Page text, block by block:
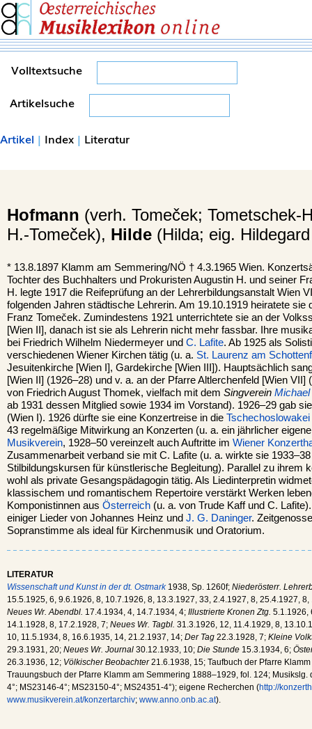
Volltextsuche
Artikelsuche
Artikel | Index | Literatur
Hofmann (verh. Tomeček; Tometschek-
H.-Tomeček), Hilde (Hilda; eig.
* 13.8.1897 Klamm am Semmering/NÖ † 4.3.1965 Wien.
Tochter des Buchhalters und Prokuristen Augustin H. und seiner
H. legte 1917 die Reifeprüfung an der Lehrerbildungsanstalt Wien
folgenden Jahren städtische Lehrerin. Am 19.10.1919 heiratete sie
Franz Tomeček. Zumindestens 1921 unterrichtete sie an der
[Wien II], danach ist sie als Lehrerin nicht mehr fassbar. Ihre
bei Friedrich Wilhelm Niedermeyer und C. Lafite. Ab 1925 als
verschiedenen Wiener Kirchen tätig (u. a. St. Laurenz am
Jesuitenkirche [Wien I], Gardekirche [Wien III]). Hauptsächlich
[Wien II] (1926–28) und v. a. an der Pfarre Altlerchenfeld [Wien VII]
von Friedrich August Thomek, vielfach mit dem Singverein
ab 1931 dessen Mitglied sowie 1934 im Vorstand). 1926–29 gab
(Wien I). 1926 dürfte sie eine Konzertreise in die Tschechoslowakei
43 regelmäßige Mitwirkung an Konzerten (u. a. ein jährlicher
Musikverein, 1928–50 vereinzelt auch Auftritte im Wiener
Zusammenarbeit verband sie mit C. Lafite (u. a. wirkte sie
Stilbildungskursen für künstlerische Begleitung). Parallel zu ihrem
wohl als private Gesangspädagogin tätig. Als Liedinterpretin
klassischem und romantischem Repertoire verstärkt Werken
Komponistinnen aus Österreich (u. a. von Trude Kaff und C.
einiger Lieder von Johannes Heinz und J. G. Daninger.
Sopranstimme als ideal für Kirchenmusik und Oratorium.
LITERATUR
Wissenschaft und Kunst in der dt. Ostmark1938, Sp. 1260f; Niederösterr.
15.5.1925, 6, 9.6.1926, 8, 10.7.1926, 8, 13.3.1927, 33, 2.4.1927, 8, 25.4.1927,
Neues Wr. Abendbl. 17.4.1934, 4, 14.7.1934, 4; Illustrierte Kronen Ztg. 5.1.1926,
14.1.1928, 8, 17.2.1928, 7; Neues Wr. Tagbl. 31.3.1926, 12, 11.4.1929, 8,
10, 11.5.1934, 8, 16.6.1935, 14, 21.2.1937, 14; Der Tag 22.3.1928, 7; Kleine
29.3.1931, 20; Neues Wr. Journal 30.12.1933, 10; Die Stunde 15.3.1934, 6;
26.3.1936, 12; Völkischer Beobachter21.6.1938, 15; Taufbuch der Pfarre
Trauungsbuch der Pfarre Klamm am Semmering 1888–1929, fol. 124; Musikslg.
4°; MS23146-4°; MS23150-4°; MS24351-4°); eigene Recherchen (http://
www.musikverein.at/konzertarchiv; www.anno.onb.ac.at).